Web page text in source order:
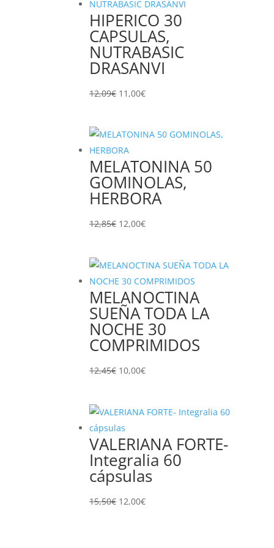
HIPERICO 30
CAPSULAS,
NUTRABASIC
DRASANVI
12,09€ El
era:
12,09€.
11,00€El
es:
MELATONINA 50
GOMINOLAS,
HERBORA
12,85€ El
era:
12,85€.
12,00€El
es:
12,00€.
MELANOCTINA
SUEÑA TODA LA
NOCHE 30
COMPRIMIDOS
12,45€ El
era:
12,45€.
10,00€El
es:
VALERIANA FORTE-
Integralia 60
cápsulas
15,50€ El
12,00€El